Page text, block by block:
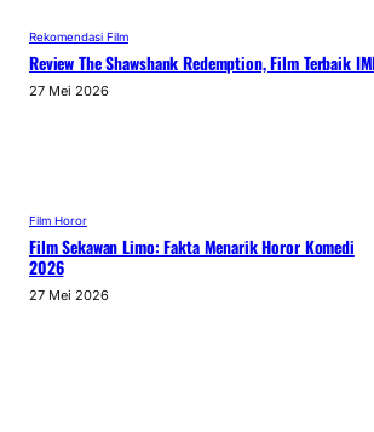
Rekomendasi Film
Review The Shawshank Redemption, Film Terbaik
27 Mei 2026
Film Horor
Film Sekawan Limo: Fakta Menarik Horor Komedi
2026
27 Mei 2026